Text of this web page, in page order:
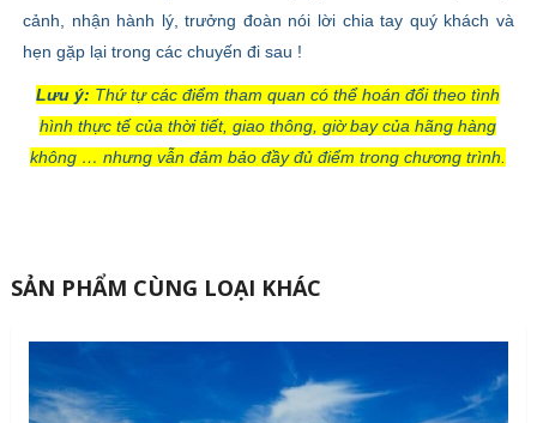
cảnh, nhận hành lý, trưởng đoàn nói lời chia tay quý khách và
hẹn gặp lại trong các chuyến đi sau !
Lưu ý: Thứ tự các điểm tham quan có thể hoán đổi theo tình
hình thực tế của thời tiết, giao thông, giờ bay của hãng hàng
không … nhưng vẫn đảm bảo đầy đủ điểm trong chương trình.
SẢN PHẨM CÙNG LOẠI KHÁC